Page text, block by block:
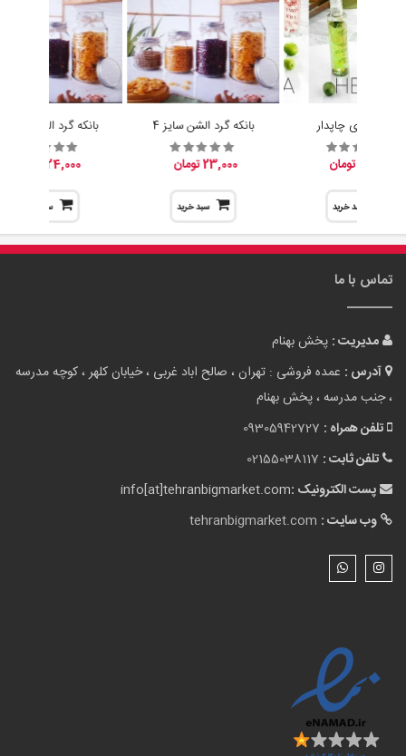
آبلیموخوری چاپدار
سبد خرید
بانکه گرد الشن سایز 4
23,000 تومان
سبد خرید
بانکه گرد الشن سایز 3
24,000 تومان
سبد خرید
تماس با ما
مدیریت : پخش بهنام
آدرس : عمده فروشی : تهران ، صالح اباد غربی ، خیابان کلهر ، کوچه مدرسه
، جنب مدرسه ، پخش بهنام
تلفن همراه : 09305942727
تلفن ثابت : 02155038117
پست الکترونیک :info[at]tehranbigmarket.com
وب سایت : tehranbigmarket.com